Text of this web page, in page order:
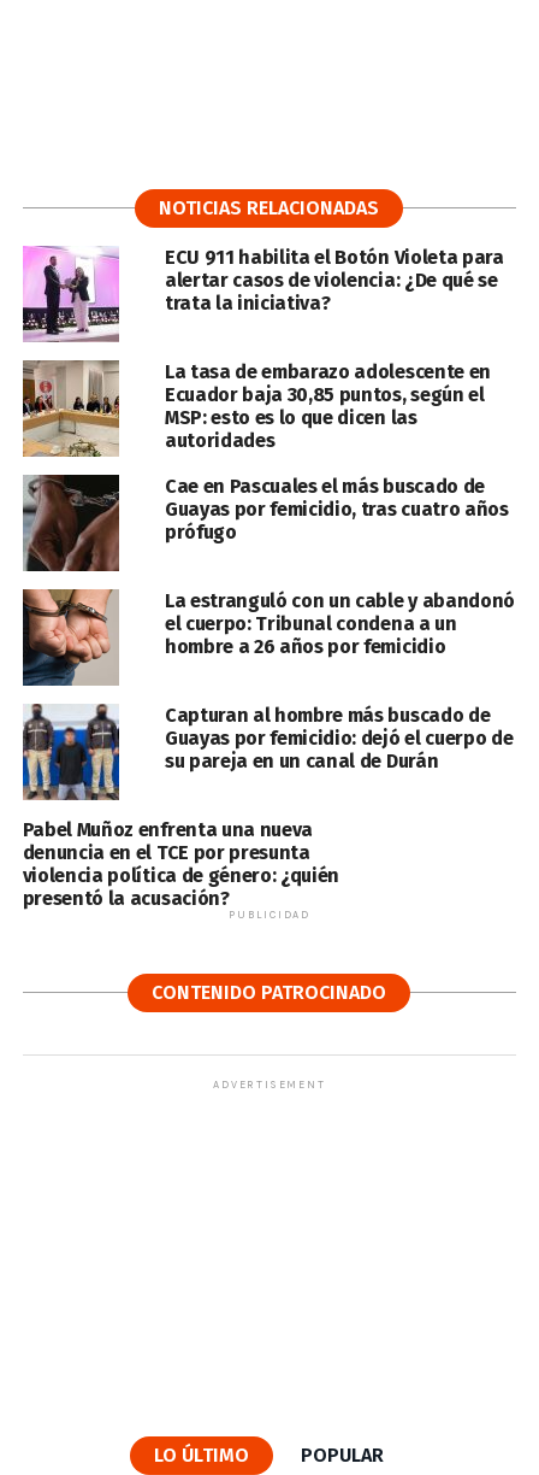
NOTICIAS RELACIONADAS
ECU 911 habilita el Botón Violeta para
alertar casos de violencia: ¿De qué se
trata la iniciativa?
La tasa de embarazo adolescente en
Ecuador baja 30,85 puntos, según el
MSP: esto es lo que dicen las
autoridades
Cae en Pascuales el más buscado de
Guayas por femicidio, tras cuatro años
prófugo
La estranguló con un cable y abandonó
el cuerpo: Tribunal condena a un
hombre a 26 años por femicidio
Capturan al hombre más buscado de
Guayas por femicidio: dejó el cuerpo de
su pareja en un canal de Durán
Pabel Muñoz enfrenta una nueva
denuncia en el TCE por presunta
violencia política de género: ¿quién
presentó la acusación?
PUBLICIDAD
CONTENIDO PATROCINADO
ADVERTISEMENT
LO ÚLTIMO POPULAR